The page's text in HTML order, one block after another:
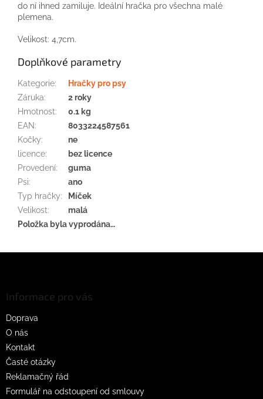
do ní ihned zamiluje. Ideální hračka pro všechna malé
plemena.
Velikost: 4,7cm.
Doplňkové parametry
Kategorie:
Hračky pro psy
Záruka:
2 roky
Hmotnost:
0.1 kg
EAN:
8033224587561
Kočky:
ne
licence:
bez licence
Provedení:
guma
Psi:
ano
Typ hračky:
Míček
Velikost:
malá
Položka byla vyprodána…
Informace pro vás
Doprava
O nás
Kontakt
Časté otázky
Reklamačný řád
Formulář na odstoupení od smlouvy